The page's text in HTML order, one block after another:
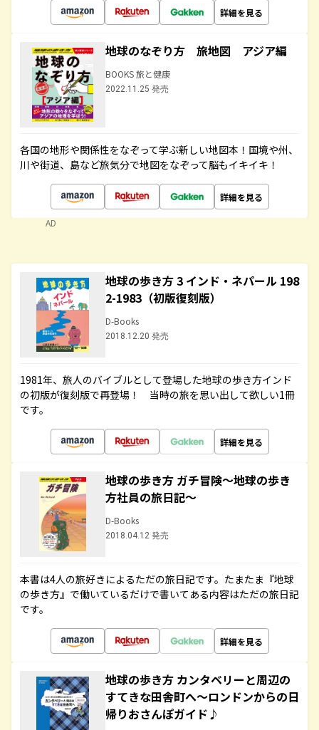
詳細を見る
地球のなぞり方 旅地図 アジア編
BOOKS 旅と健康
2022.11.25 発売
各国の地形や関係性をなぞって学ぶ新しい地図本！国境や州、
川や街道、島など旅気分で地図をなぞって脳もイキイキ！
詳細を見る
AD
地球の歩き方 3 インド・ネパール 198
2-1983（初版復刻版）
D-Books
2018.12.20 発売
1981年、旅人のバイブルとして登場した地球の歩き方インド
の初版が復刻版で再登場！ 当時の旅を思い出して欲しい1冊
です。
詳細を見る
地球の歩き方 ガチ冒険～地球の歩き
方社員の旅日記～
D-Books
2018.04.12 発売
本書は4人の旅好きによるただの旅日記です。たまたま『地球
の歩き方』で働いているだけで書いてある内容はただの旅日記
です。
詳細を見る
地球の歩き方 カンタベリーと周辺の
すてきな田舎町へ～ロンドンからの日
帰りおさんぽガイド♪